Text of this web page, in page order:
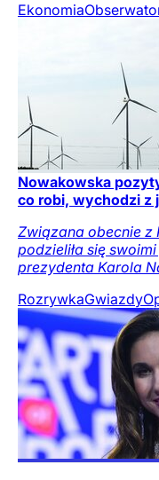
Ekonomia
Nowakowska
co robi, wychodzi z
Związana obecnie z
podzieliła się
prezydenta Karola
RozrywkaGwiazdy